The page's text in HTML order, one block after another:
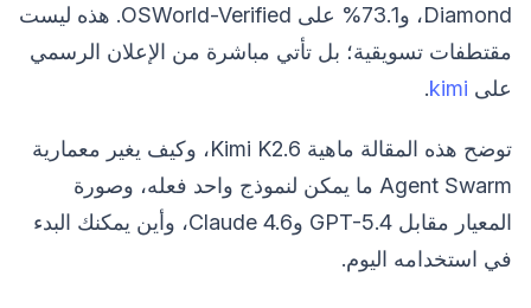
Diamond، و73.1% على OSWorld-Verified. هذه ليست
مقتطفات تسويقية؛ بل تأتي مباشرة من الإعلان الرسمي
على kimi
.
توضح هذه المقالة ماهية Kimi K2.6، وكيف يغير معمارية
Agent Swarm ما يمكن لنموذج واحد فعله، وصورة
المعيار مقابل GPT-5.4 وClaude 4.6، وأين يمكنك البدء
في استخدامه اليوم.